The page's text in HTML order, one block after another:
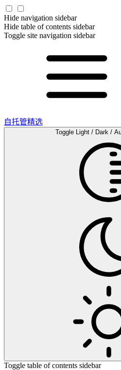
Hide navigation sidebar
Hide table of contents sidebar
Toggle site navigation sidebar
自托管精选
Toggle Light / Dark /
Toggle table of contents sidebar